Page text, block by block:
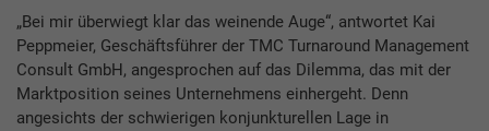
„Bei mir überwiegt klar das weinende Auge“, antwortet Kai
Peppmeier, Geschäftsführer der TMC Turnaround Management
Consult GmbH, angesprochen auf das Dilemma, das mit der
Marktposition seines Unternehmens einhergeht. Denn
angesichts der schwierigen konjunkturellen Lage in